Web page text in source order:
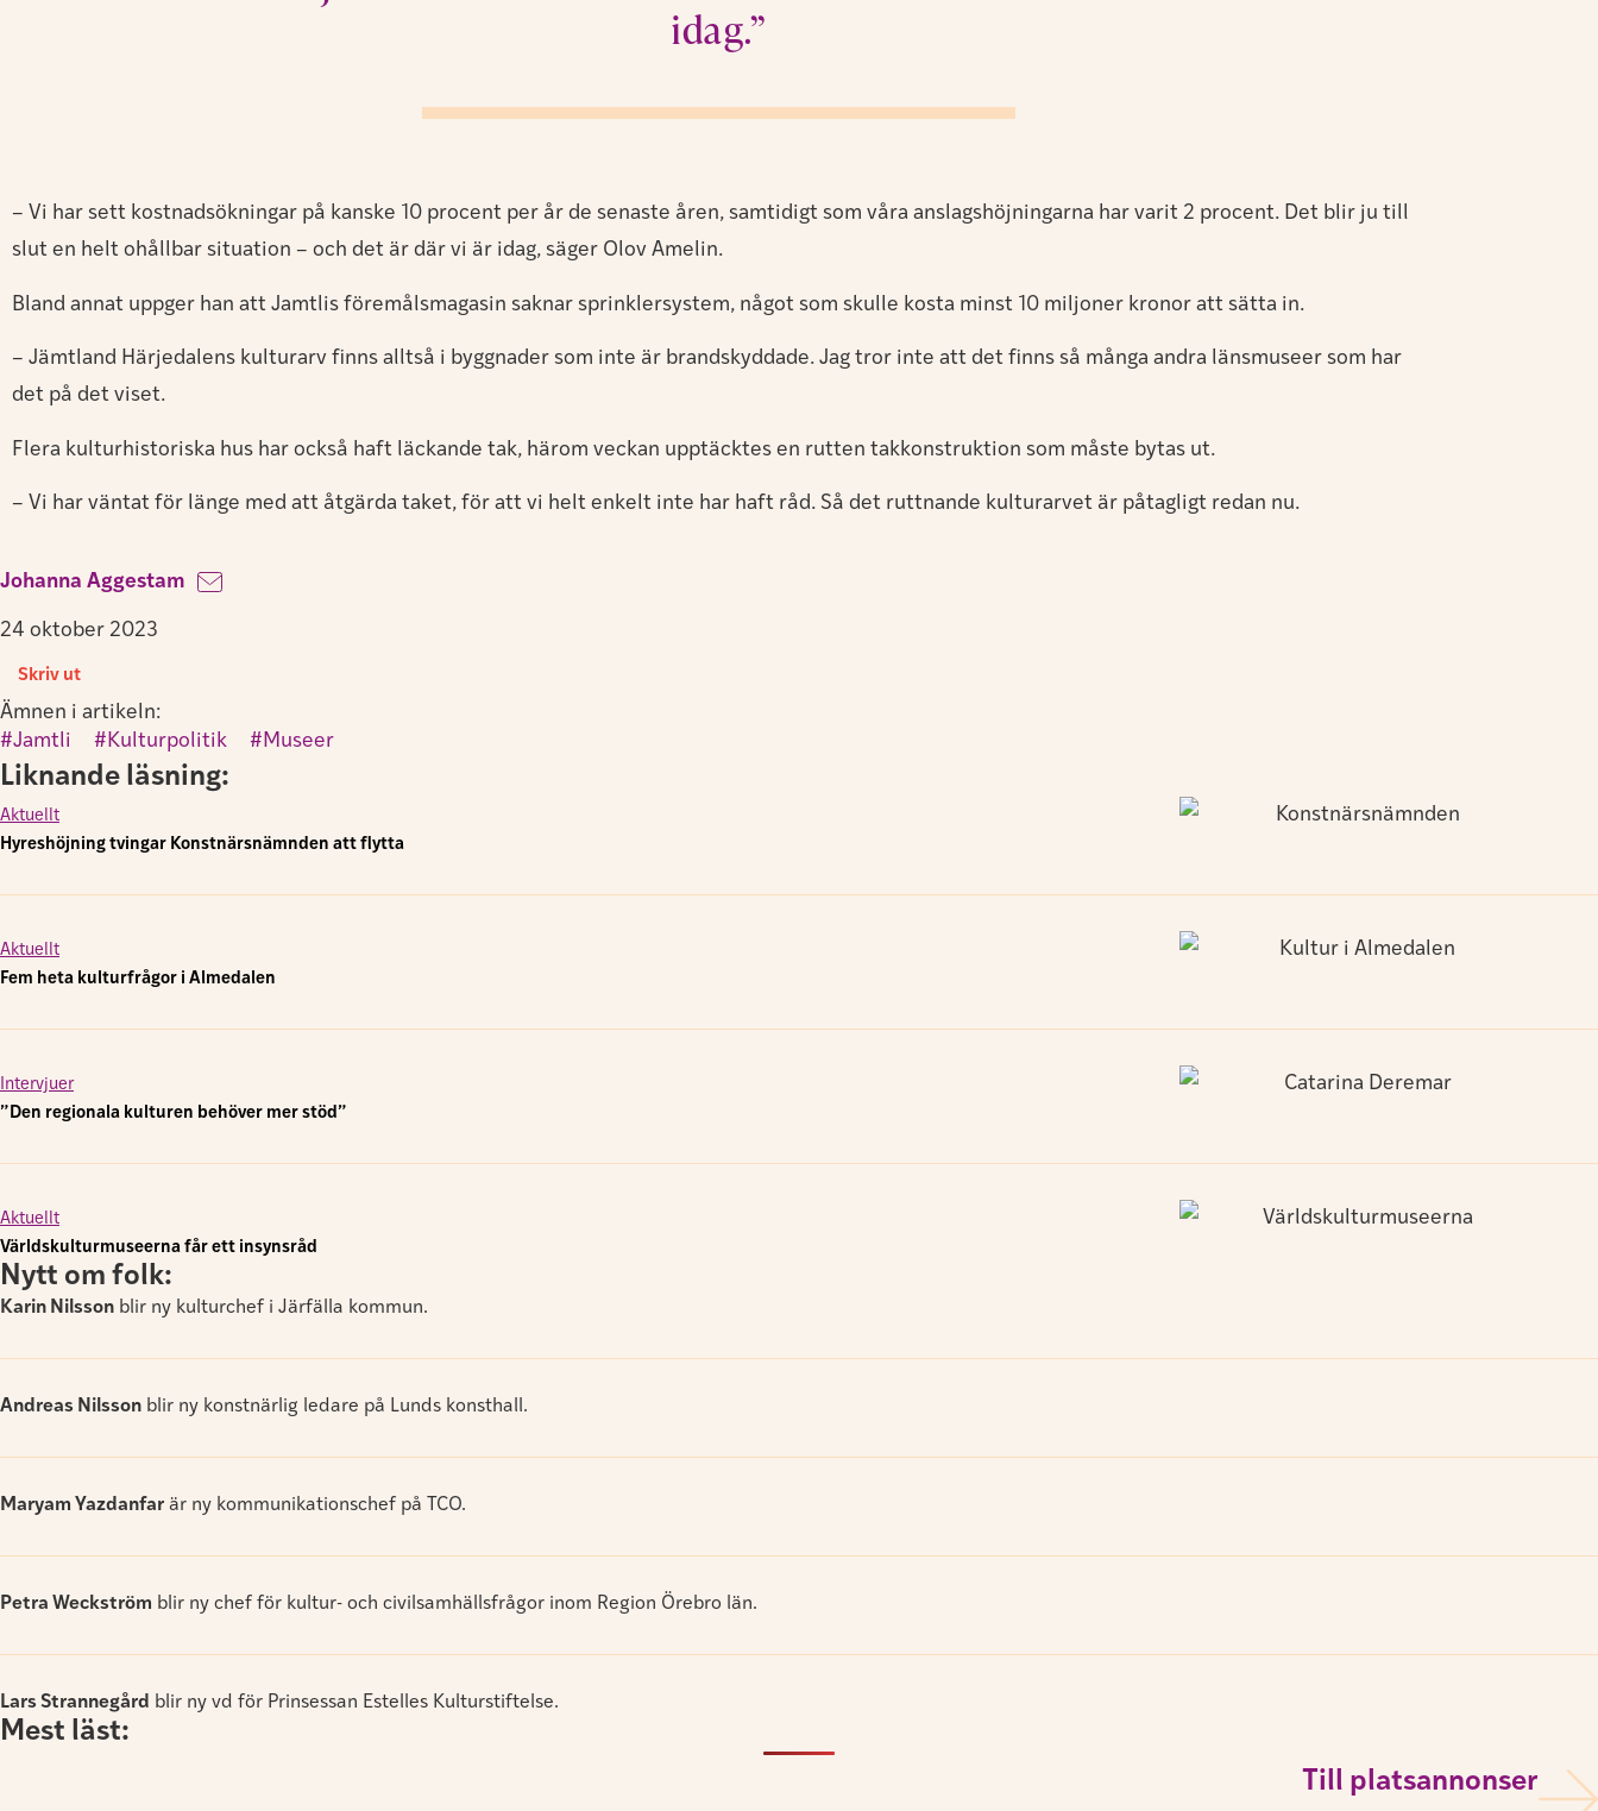
idag.”
– Vi har sett kostnadsökningar på kanske 10 procent per år de senaste åren, samtidigt som våra anslagshöjningarna har varit 2 procent. Det blir ju till
slut en helt ohållbar situation – och det är där vi är idag, säger Olov Amelin.
Bland annat uppger han att Jamtlis föremålsmagasin saknar sprinklersystem, något som skulle kosta minst 10 miljoner kronor att sätta in.
– Jämtland Härjedalens kulturarv finns alltså i byggnader som inte är brandskyddade. Jag tror inte att det finns så många andra länsmuseer som har
det på det viset.
Flera kulturhistoriska hus har också haft läckande tak, härom veckan upptäcktes en rutten takkonstruktion som måste bytas ut.
– Vi har väntat för länge med att åtgärda taket, för att vi helt enkelt inte har haft råd. Så det ruttnande kulturarvet är påtagligt redan nu.
Johanna Aggestam
24 oktober 2023
Skriv ut
Ämnen i artikeln:
Jamtli
, Kulturpolitik , Museer
Liknande läsning:
Aktuellt
Hyreshöjning tvingar Konstnärsnämnden att flytta
Aktuellt
Fem heta kulturfrågor i Almedalen
Intervjuer
”Den regionala kulturen behöver mer stöd”
Aktuellt
Världskulturmuseerna får ett insynsråd
Nytt om folk:
Karin Nilsson blir ny kulturchef i Järfälla kommun.
Andreas Nilsson blir ny konstnärlig ledare på Lunds konsthall.
Maryam Yazdanfar är ny kommunikationschef på TCO.
Petra Weckström blir ny chef för kultur- och civilsamhällsfrågor inom Region Örebro län.
Lars Strannegård blir ny vd för Prinsessan Estelles Kulturstiftelse.
Mest läst:
Till platsannonser